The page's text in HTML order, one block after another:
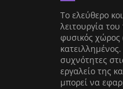
Tο ελεύθερο
λειτουργία
φυσικός χώρος
συχνότητες
εργαλείο της
μπορεί να